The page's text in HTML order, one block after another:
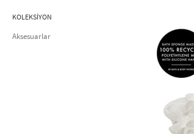
KOLEKSİYON
Aksesuarlar